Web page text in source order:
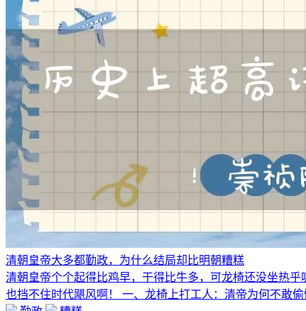
清朝皇帝大多都勤政，为什么结局却比明朝糟糕
清朝皇帝个个起得比鸡早，干得比牛多，可龙椅还没坐热
也挡不住时代飓风啊！ 一、龙椅上打工人：清帝为何不敢